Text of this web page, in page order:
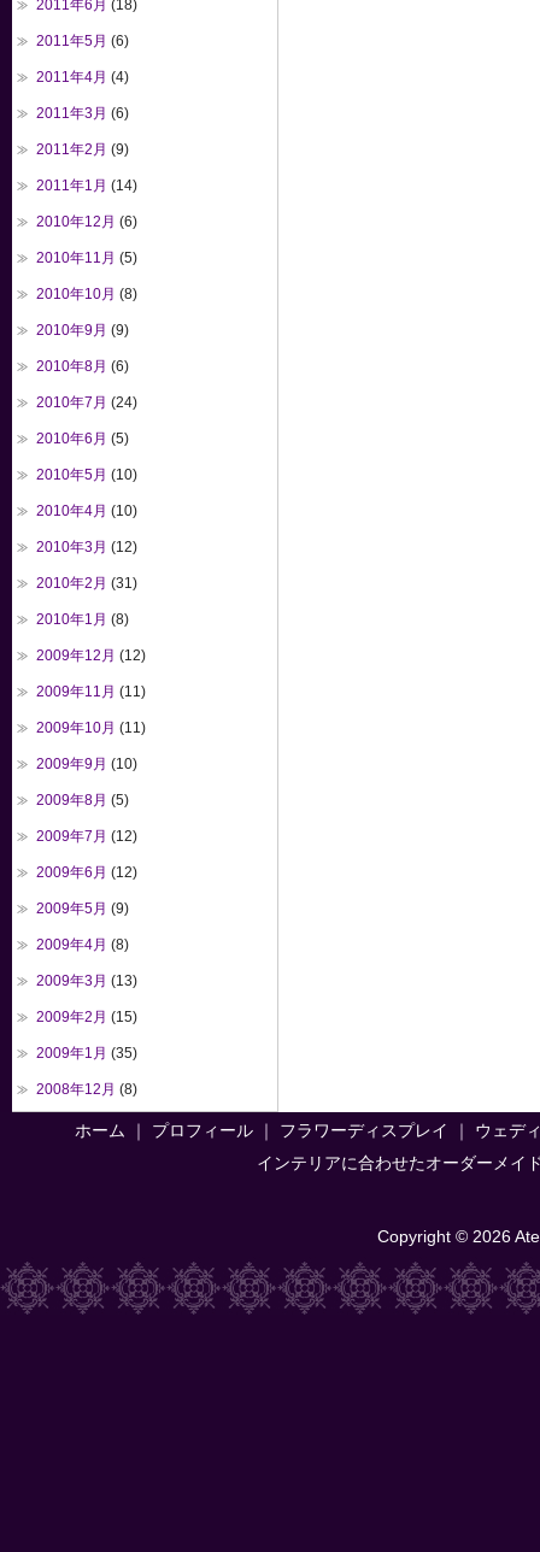
2011年6月 (18)
2011年5月 (6)
2011年4月 (4)
2011年3月 (6)
2011年2月 (9)
2011年1月 (14)
2010年12月 (6)
2010年11月 (5)
2010年10月 (8)
2010年9月 (9)
2010年8月 (6)
2010年7月 (24)
2010年6月 (5)
2010年5月 (10)
2010年4月 (10)
2010年3月 (12)
2010年2月 (31)
2010年1月 (8)
2009年12月 (12)
2009年11月 (11)
2009年10月 (11)
2009年9月 (10)
2009年8月 (5)
2009年7月 (12)
2009年6月 (12)
2009年5月 (9)
2009年4月 (8)
2009年3月 (13)
2009年2月 (15)
2009年1月 (35)
2008年12月 (8)
ホーム プロフィール フラワーディスプレイ
ウェデ
インテリアに合わせたオーダーメイ
Copyright © 2026